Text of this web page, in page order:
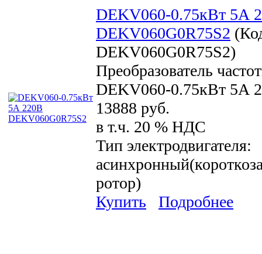
DEKV060-0.75кВт 5А
DEKV060G0R75S2
DEKV060G0R75S2)
Преобразователь
DEKV060-0.75кВт 5А
13888 руб.
в т.ч. 20 % НДС
Тип электродвигателя:
ротор)
Купить
Подробнее